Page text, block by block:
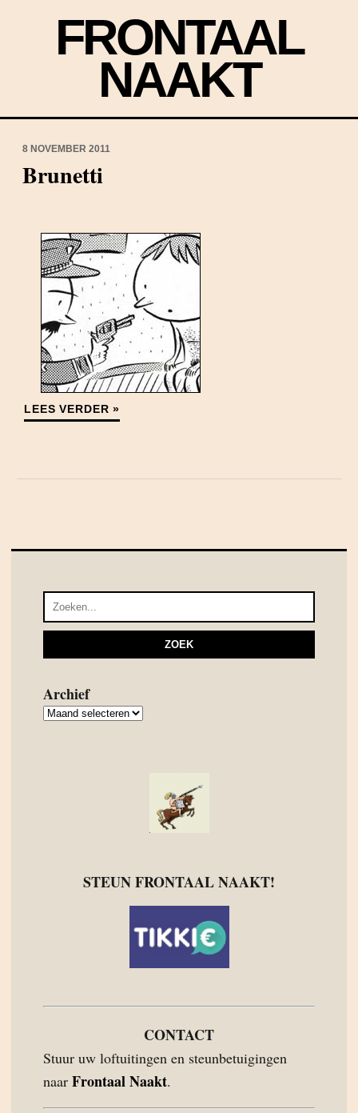
FRONTAAL
NAAKT
8 NOVEMBER 2011
Brunetti
LEES VERDER »
Archief
Archief
STEUN FRONTAAL NAAKT!
CONTACT
Stuur uw loftuitingen en steunbetuigingen
naar Frontaal Naakt.